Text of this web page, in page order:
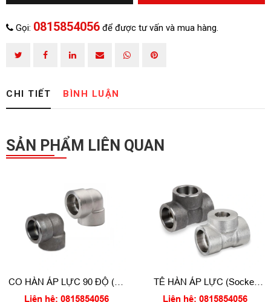
Gọi: 0815854056 để được tư vấn và mua hàng.
CHI TIẾT BÌNH LUẬN
SẢN PHẨM LIÊN QUAN
CO HÀN ÁP LỰC 90 ĐỘ (90
Degree Socket weld elbow)
Liên hệ: 0815854056
TÊ HÀN ÁP LỰC (Socket
weld tee)
Liên hệ: 0815854056
Đăng ký tư vấn trực tiếp 24/7: